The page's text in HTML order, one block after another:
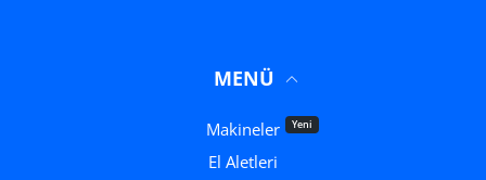
MENÜ
Makineler Yeni
El Aletleri